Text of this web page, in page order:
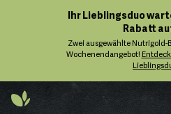
Ihr Lieblingsduo
Rabatt
Zwei ausgewählte Nutrigold-
Wochenendangebot!